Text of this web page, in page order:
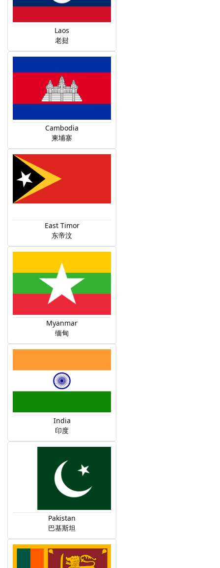
Laos
老挝
Cambodia
柬埔寨
East Timor
东帝汶
Myanmar
缅甸
India
印度
Pakistan
巴基斯坦